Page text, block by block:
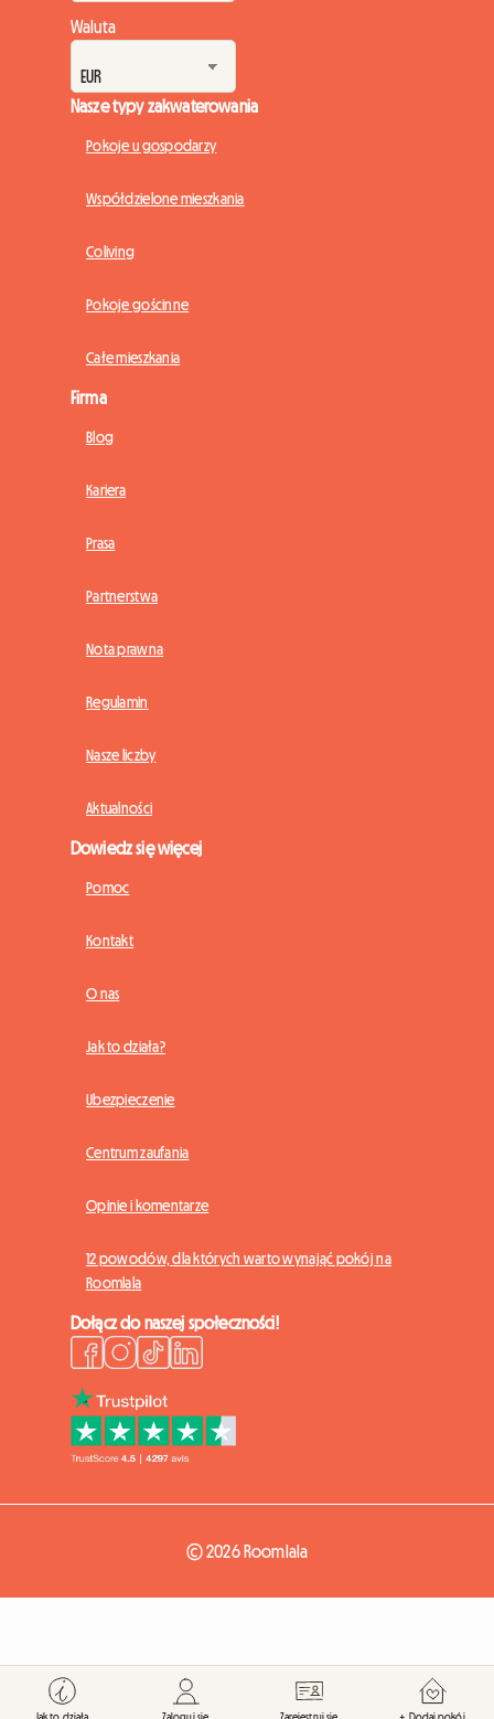
Waluta
Nasze typy zakwaterowania
Pokoje u gospodarzy
Współdzielone mieszkania
Coliving
Pokoje gościnne
Całe mieszkania
Firma
Blog
Kariera
Prasa
Partnerstwa
Nota prawna
Regulamin
Nasze liczby
Aktualności
Dowiedz się więcej
Pomoc
Kontakt
O nas
Jak to działa?
Ubezpieczenie
Centrum zaufania
Opinie i komentarze
12 powodów, dla których warto wynająć pokój na
Roomlala
Dołącz do naszej społeczności!
© 2026 Roomlala